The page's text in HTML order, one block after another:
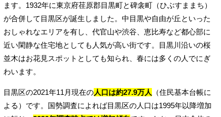
ます。1932年に東京府荏原郡目黒町と碑衾町（ひぶすままち）
が合併して目黒区が誕生しました。中目黒や自由が丘といった
おしゃれなエリアを有し、代官山や渋谷、恵比寿など都心部に
近い閑静な住宅地としても人気が高い街です。目黒川沿いの桜
並木はお花見スポットとしても知られ、春には多くの人でにぎ
わいます。
目黒区の2021年11月現在の人口は約27.9万人
（住民基本台帳に
よる）です。国勢調査によれば目黒区の人口は1995年以降増加